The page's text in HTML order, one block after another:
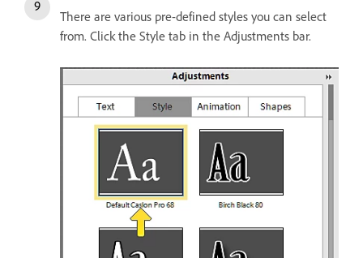
There are various pre-defined styles you can select
from. Click the Style tab in the Adjustments bar.